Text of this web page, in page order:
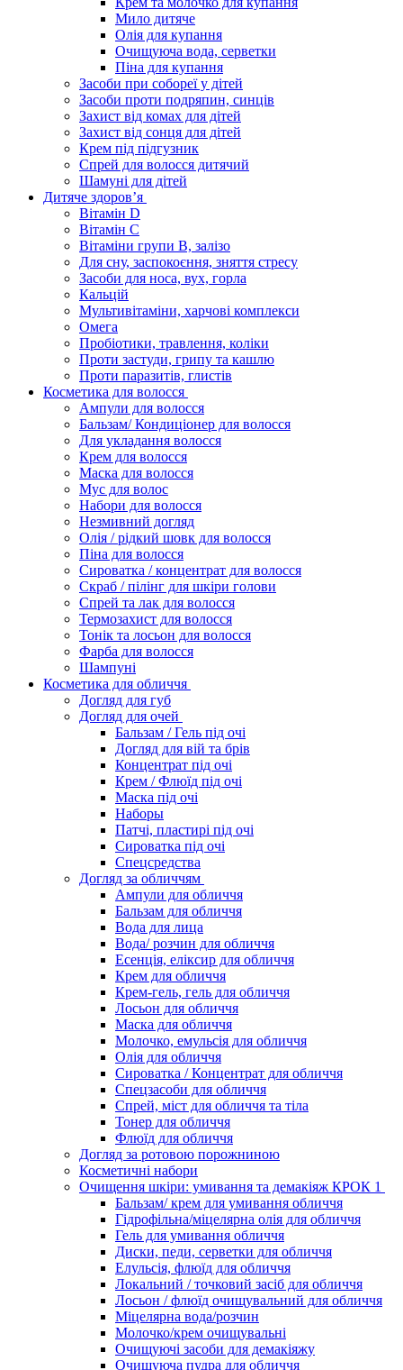
Мило дитяче
Олія для купання
Очищуюча вода, серветки
Піна для купання
Засоби при собореї у дітей
Засоби проти подряпин, синців
Захист від комах для дітей
Захист від сонця для дітей
Крем під підгузник
Спрей для волосся дитячий
Шамуні для дітей
Дитяче здоров’я
Вітамін D
Вітамін С
Вітаміни групи В, залізо
Для сну, заспокоєння, зняття стресу
Засоби для носа, вух, горла
Кальцій
Мультивітаміни, харчові комплекси
Омега
Пробіотики, травлення, коліки
Проти застуди, грипу та кашлю
Проти паразитів, глистів
Косметика для волосся
Ампули для волосся
Бальзам/ Кондиціонер для волосся
Для укладання волосся
Крем для волосся
Маска для волосся
Мус для волос
Набори для волосся
Незмивний догляд
Олія / рідкий шовк для волосся
Піна для волосся
Сироватка / концентрат для волосся
Скраб / пілінг для шкіри голови
Спрей та лак для волосся
Термозахист для волосся
Тонік та лосьон для волосся
Фарба для волосся
Шампуні
Косметика для обличчя
Догляд для губ
Догляд для очей
Бальзам / Гель під очі
Догляд для вій та брів
Концентрат під очі
Крем / Флюїд під очі
Маска під очі
Наборы
Патчі, пластирі під очі
Сироватка під очі
Спецсредства
Догляд за обличчям
Ампули для обличчя
Бальзам для обличчя
Вода для лица
Вода/ розчин для обличчя
Есенція, еліксир для обличчя
Крем для обличчя
Крем-гель, гель для обличчя
Лосьон для обличчя
Маска для обличчя
Молочко, емульсія для обличчя
Олія для обличчя
Сироватка / Концентрат для обличчя
Спецзасоби для обличчя
Спрей, міст для обличчя та тіла
Тонер для обличчя
Флюїд для обличчя
Догляд за ротовою порожниною
Косметичні набори
Очищення шкіри: умивання та демакіяж КРОК 1
Бальзам/ крем для умивання обличчя
Гідрофільна/міцелярна олія для обличчя
Гель для умивання обличчя
Диски, педи, серветки для обличчя
Елульсія, флюїд для обличчя
Локальний / точковий засіб для обличчя
Лосьон / флюїд очищувальний для обличчя
Міцелярна вода/розчин
Молочко/крем очищувальні
Очищуючі засоби для демакіяжу
Очищуюча пудра для обличчя